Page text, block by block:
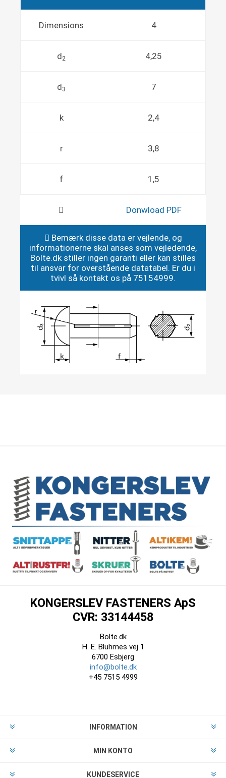
Dimensions 4
d2 4,25
d3 7
k 2,4
r 3,8
f 1,5
Donwload PDF
Bemærk disse data er vejlende, og
informationerne skal anses som vejledende,
Bolte.dk stiller ingen garanti eller kan stilles
til ansvar for overstående datatabel. Er du i
tvivl så kontakt os på 75154999.
KONGERSLEV FASTENERS ApS
CVR: 33144458
Bolte.dk
H. E. Bluhmes vej 1
6700 Esbjerg
info@bolte.dk
+45 7515 4999
INFORMATION
MIN KONTO
KUNDESERVICE